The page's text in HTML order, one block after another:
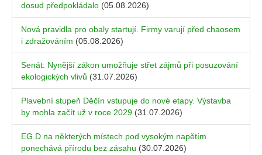
dosud předpokládalo (05.08.2026)
Nová pravidla pro obaly startují. Firmy varují před chaosem
i zdražováním (05.08.2026)
Senát: Nynější zákon umožňuje střet zájmů při posuzování
ekologických vlivů (31.07.2026)
Plavební stupeň Děčín vstupuje do nové etapy. Výstavba
by mohla začít už v roce 2029 (31.07.2026)
EG.D na některých místech pod vysokým napětím
ponechává přírodu bez zásahu (30.07.2026)